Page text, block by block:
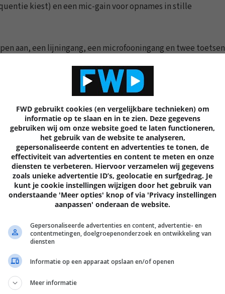
kiest) en een mic-gain voor opnames in stille
aan, een lijningang, een microfooningang en twee
bij met de voornaamste functies op.
verbluffend. Dat is te danken aan de uitstekende
sleutelt, een evenwichtig geluidsbeeld registreert.
zoals een liveoptreden, tijdens een repetitie en
In het eerste geval pikken we logischerwijs ook veel
de repetitie met een volledige band moeten we even
instrumenten goed oppikt.
het opnemen krijgt u op het scherm de
al dan niet moet worden aangepast. Het scherm geeft
over is en hoe het met de batterijen gesteld is.
FWD gebruikt cookies (en vergelijkbare technieken) om
informatie op te slaan en in te zien. Deze gegevens
gebruiken wij om onze website goed te laten functioneren,
het gebruik van de website te analyseren,
gepersonaliseerde content en advertenties te tonen, de
effectiviteit van advertenties en content te meten en onze
diensten te verbeteren. Hiervoor verzamelen wij gegevens
zoals unieke advertentie ID’s, geolocatie en surfgedrag. Je
kunt je cookie instellingen wijzigen door het gebruik van
onderstaande 'Meer opties' knop of via 'Privacy instellingen
aanpassen' onderaan de website.
Gepersonaliseerde advertenties en content, advertentie- en
contentmetingen, doelgroepenonderzoek en ontwikkeling van
diensten
Informatie op een apparaat opslaan en/of openen
Meer informatie